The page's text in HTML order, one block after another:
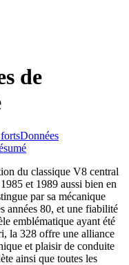
de
Données
du classique V8 central
et 1989 aussi bien en
par sa mécanique
années 80, et une fiabilité
emblématique ayant été
la 328 offre une alliance
et plaisir de conduite
ainsi que toutes les